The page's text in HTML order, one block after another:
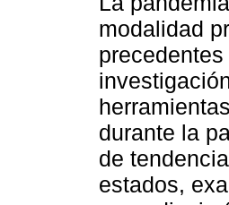
modalidad
durante la
de
estados,